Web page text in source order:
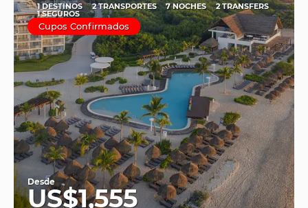
1 DESTINOS 2 TRANSPORTES 7 NOCHES 2 TRANSFERS
1 SEGUROS
Cupos Confirmados
Desde
US$1,555